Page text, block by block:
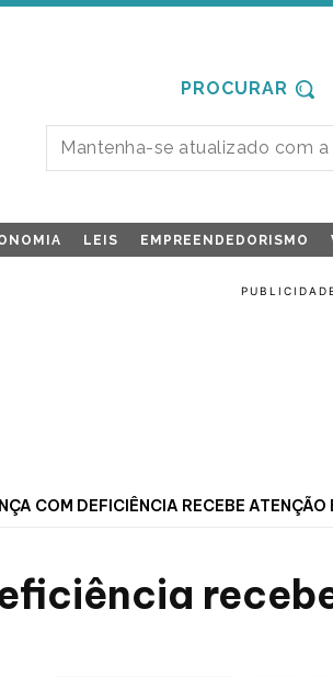
PROCURAR
LEIS EMPREENDEDORISMO
COM DEFICIÊNCIA RECEBE